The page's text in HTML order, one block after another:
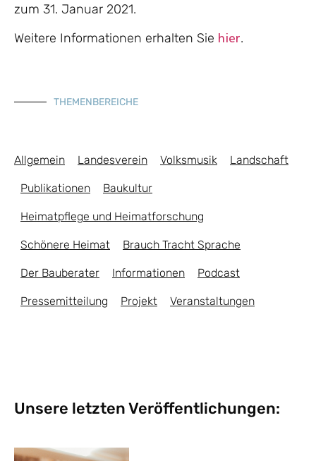
zum 31. Januar 2021.
Weitere Informationen erhalten Sie hier.
THEMENBEREICHE
Allgemein Landesverein Volksmusik Landschaft
Publikationen Baukultur
Heimatpflege und Heimatforschung
Schönere Heimat Brauch Tracht Sprache
Der Bauberater Informationen Podcast
Pressemitteilung Projekt Veranstaltungen
Unsere letzten Veröffentlichungen: